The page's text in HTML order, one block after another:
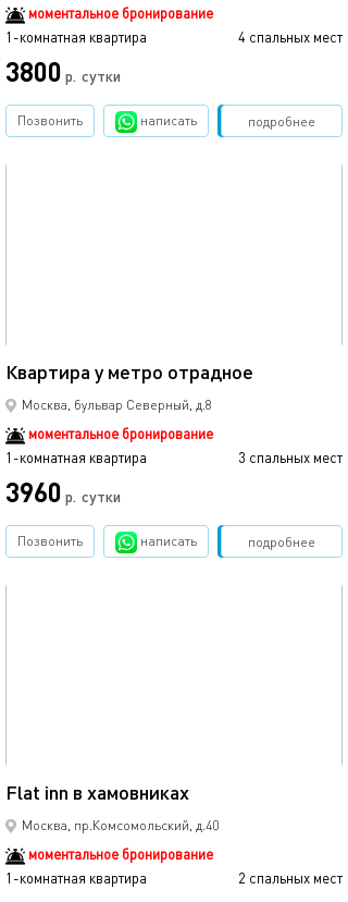
моментальное бронирование
1-комнатная квартира
4 спальных мест
3800 р. сутки
подробнее
Позвонить написать Забронировать
Квартира у метро отрадное
Москва, бульвар Северный, д.8
моментальное бронирование
1-комнатная квартира
3 спальных мест
3960 р. сутки
подробнее
Позвонить написать Забронировать
Flat inn в хамовниках
Москва, пр.Комсомольский, д.40
моментальное бронирование
1-комнатная квартира
2 спальных мест